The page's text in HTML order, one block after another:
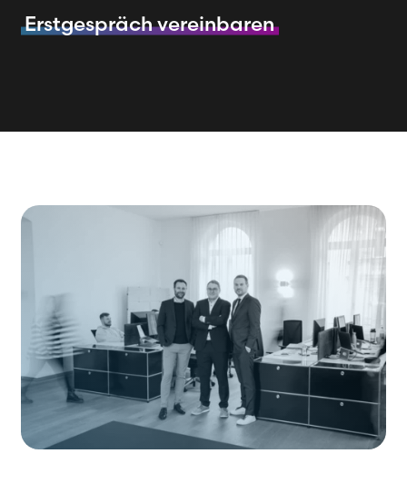
Erstgespräch vereinbaren